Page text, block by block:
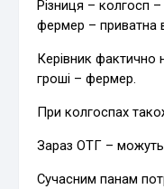
Різниця – колгосп
фермер – приватна
Керівник фактично
гроші – фермер.
При колгоспах
Зараз ОТГ – можуть
Сучасним панам